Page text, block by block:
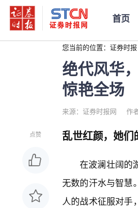
首页
您当前的位置： 证券时报
绝代风华
惊艳全场
来源：证券时报网 作
点赞 乱世红颜，她们
在波澜壮阔的
无数的汗水与智慧
人的战术征服对手